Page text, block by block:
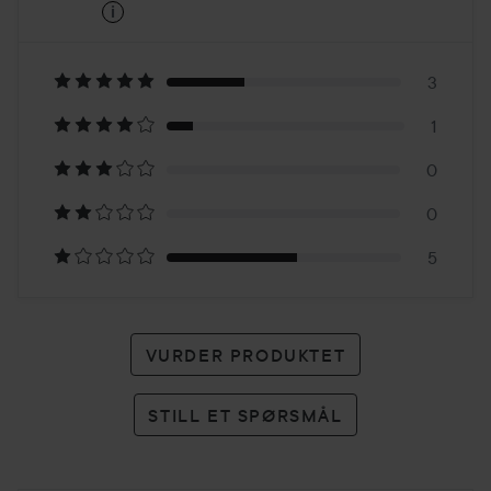
Basert
på
9
karakterer
i
3
1
0
0
5
VURDER PRODUKTET
STILL ET SPØRSMÅL